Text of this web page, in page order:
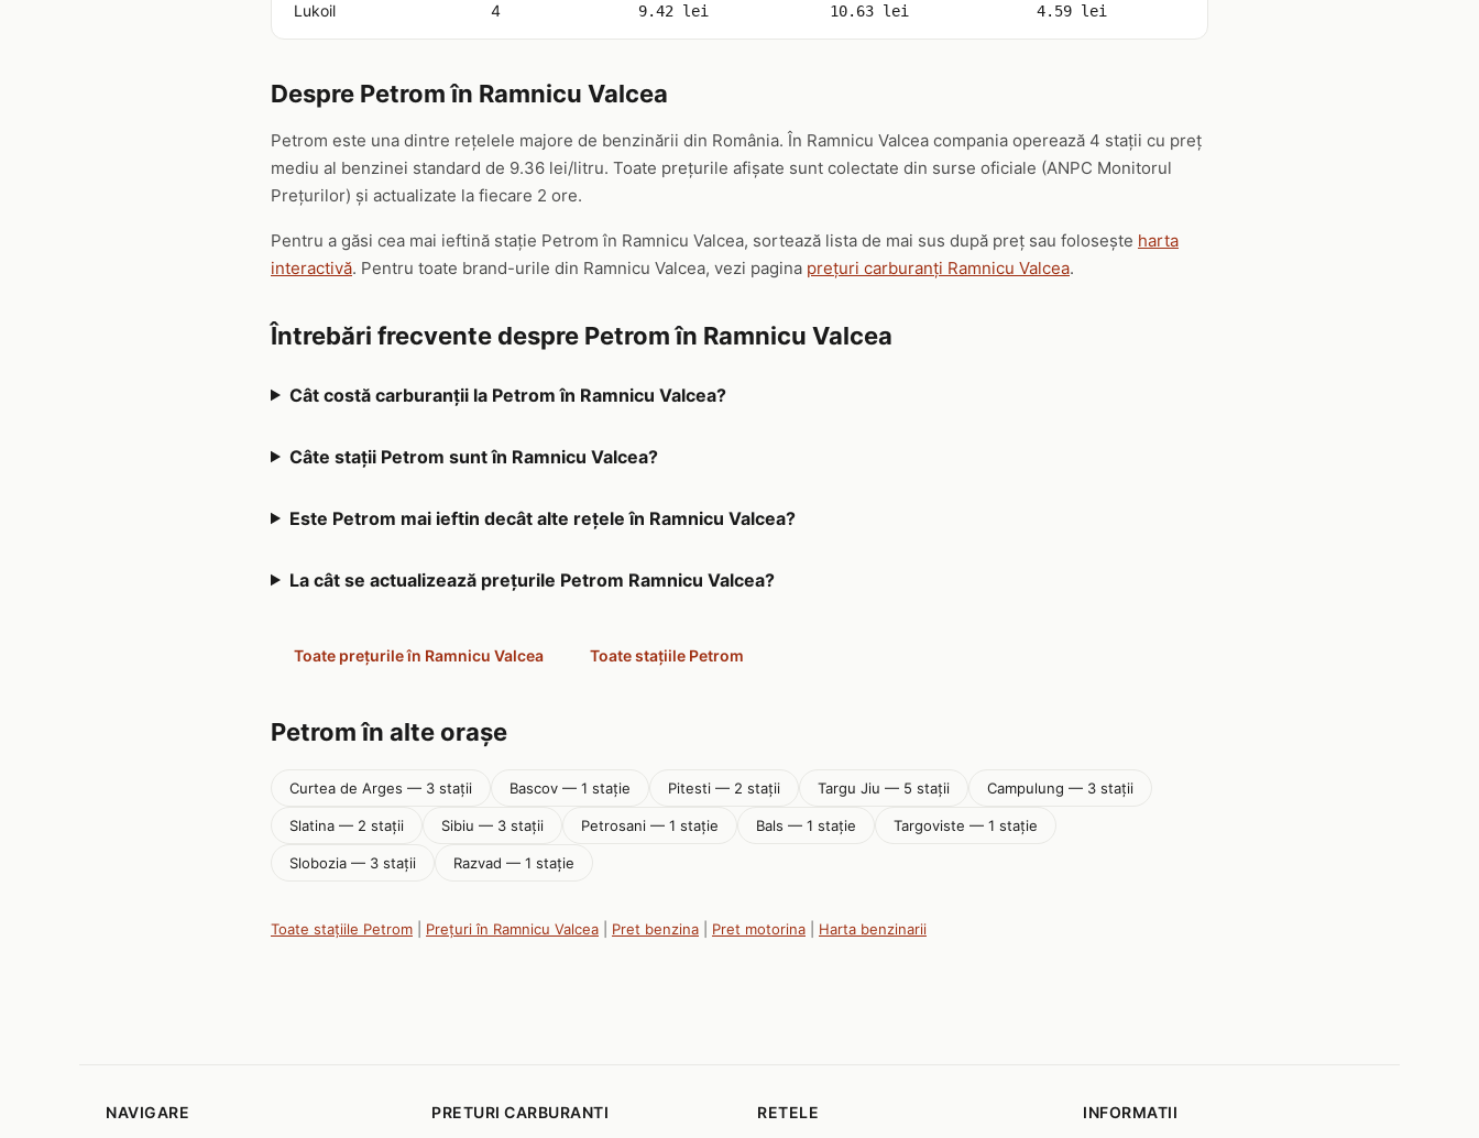
Lukoil 4 9.42 lei 10.63 lei 4.59 lei
Despre Petrom în Ramnicu Valcea
Petrom este una dintre rețelele majore de benzinării din România. În Ramnicu Valcea compania operează 4 stații cu preț
mediu al benzinei standard de 9.36 lei/litru. Toate prețurile afișate sunt colectate din surse oficiale (ANPC Monitorul
Prețurilor) și actualizate la fiecare 2 ore.
Pentru a găsi cea mai ieftină stație Petrom în Ramnicu Valcea, sortează lista de mai sus după preț sau folosește harta
interactivă. Pentru toate brand-urile din Ramnicu Valcea, vezi pagina prețuri carburanți Ramnicu Valcea.
Întrebări frecvente despre Petrom în Ramnicu Valcea
Cât costă carburanții la Petrom în Ramnicu Valcea?
Câte stații Petrom sunt în Ramnicu Valcea?
Este Petrom mai ieftin decât alte rețele în Ramnicu Valcea?
La cât se actualizează prețurile Petrom Ramnicu Valcea?
Toate prețurile în Ramnicu Valcea Toate stațiile Petrom
Petrom în alte orașe
Curtea de Arges — 3 stații Bascov — 1 stație Pitesti — 2 stații Targu Jiu — 5 stații Campulung — 3 stații
Slatina — 2 stații Sibiu — 3 stații Petrosani — 1 stație Bals — 1 stație Targoviste — 1 stație
Slobozia — 3 stații Razvad — 1 stație
Toate stațiile Petrom Prețuri în Ramnicu Valcea Pret benzina Pret motorina Harta benzinarii
NAVIGARE PRETURI CARBURANTI RETELE INFORMATII